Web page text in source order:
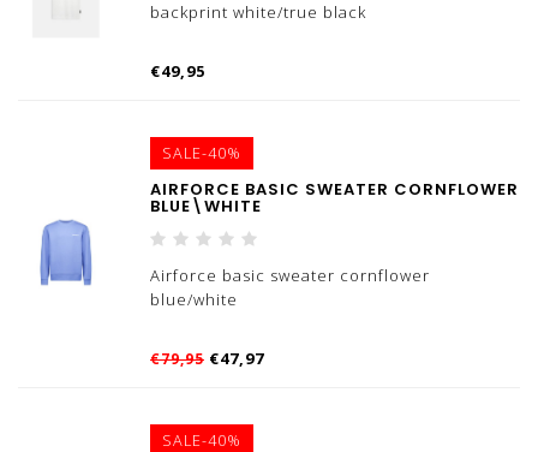
backprint white/true black
€49,95
SALE-40%
AIRFORCE BASIC SWEATER CORNFLOWER
BLUE\WHITE
Airforce basic sweater cornflower
blue/white
€79,95 €47,97
SALE-40%